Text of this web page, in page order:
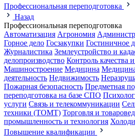
Профессиональная переподготовка
Назад
Профессиональная переподготовка
Автоматизация Агрономия
Горное дело Госзакупки Гостиничное
Журналистика Землеустройство и
делопроизводство Контроль качества
Машиностроение Медицина
деятельность Недвижимость
Пожарная безопасность Предметная
переподготовка на базе СПО
услуги Связь и телекоммуникации
техники (ТОМТ) Торговля и
промышленность и технология
Повышение квалификации